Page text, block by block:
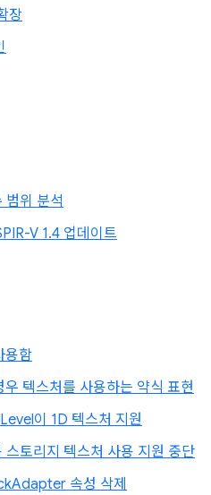
장
범위 분석
V 1.4 업데이트
용함
텍스처를 사용하는 약식 표현
이 1D 텍스처 지원
토리지 텍스처 사용 지원 중단
속성 삭제